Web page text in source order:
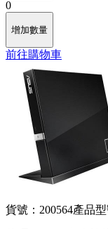
0
增加數量
前往購物車
貨號：200564產品